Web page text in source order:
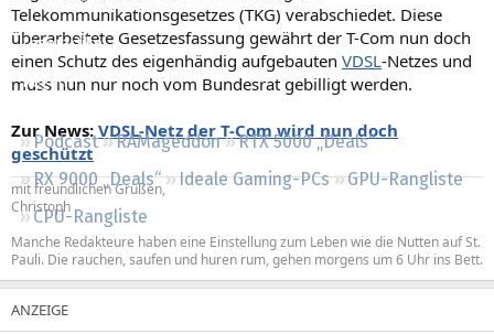
Neueste Aktivitäten
Leserartikel
Regeln
Podcast RAMageddon
RTX 5000 „Deals“
RX 9000 „Deals“
Ideale Gaming-PCs
GPU-Rangliste
CPU-Rangliste
Telekommunikationsgesetzes (TKG) verabschiedet. Diese
überarbeitete Gesetzesfassung gewährt der T-Com nun doch
einen Schutz des eigenhändig aufgebauten VDSL-Netzes und
muss nun nur noch vom Bundesrat gebilligt werden.
Zur News: VDSL-Netz der T-Com wird nun doch
geschützt
mit freundlichen Grüßen,
Christoph
Manche Redakteure haben eine Einstellung zum Leben wie die Nutten auf St.
Pauli. Die rauchen, saufen und huren rum, gehen morgens um 6 Uhr ins Bett.